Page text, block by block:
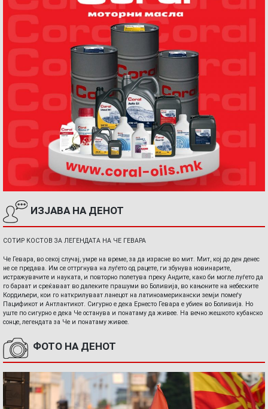
ИЗЈАВА НА ДЕНОТ
СОТИР КОСТОВ ЗА ЛЕГЕНДАТА НА ЧЕ ГЕВАРА
Че Гевара, во секој случај, умре на време, за да израсне во мит. Мит, кој до ден денес
не се предава. Им се оттргнува на луѓето од рацете, ги збунува новинарите,
истражувачите и науката, и повторно полетува преку Андите, како би могле луѓето да
го бараат и среќаваат во далеките прашуми во Боливија, во кањоните на небеските
Кордиљери, кои го наткрилуваат ланецот на латиноамерикански земји помеѓу
Пацификот и Антлантикот. Сигурно е дека Ернесто Гевара е убиен во Боливија. Но
уште по сигурно е дека Че останува и понатаму да живее. На вечно жешкото кубанско
сонце, легендата за Че и понатаму живее.
ФОТО НА ДЕНОТ